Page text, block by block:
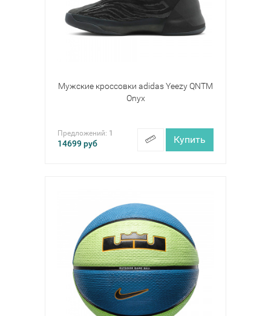
Мужские кроссовки adidas Yeezy QNTM
Onyx
Предложений: 1
14699руб Купить